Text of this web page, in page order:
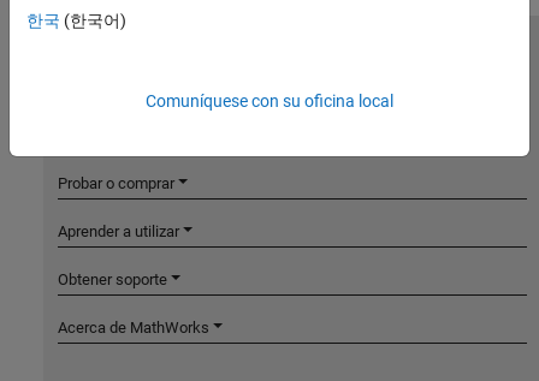
한국 (한국어)
Comuníquese con su oficina local
Probar o comprar
Aprender a utilizar
Obtener soporte
Acerca de MathWorks